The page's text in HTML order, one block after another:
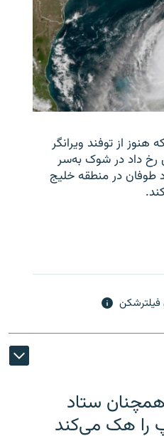
از توفند ویرانگر
رخ داد در شوک به‌سر
طوفان در منطقه خلیج
ستاد
را هک می‌کند